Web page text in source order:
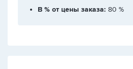
В % от цены заказа: 80 %